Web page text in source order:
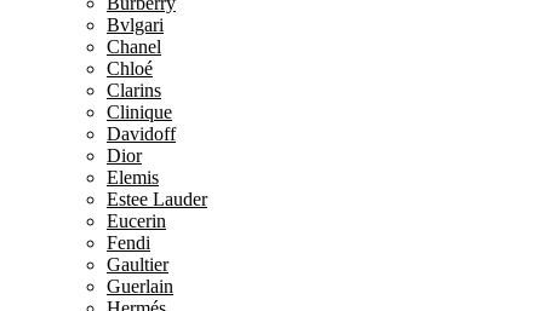
Bvlgari
Chanel
Chloé
Clarins
Clinique
Davidoff
Dior
Elemis
Estee Lauder
Eucerin
Fendi
Gaultier
Guerlain